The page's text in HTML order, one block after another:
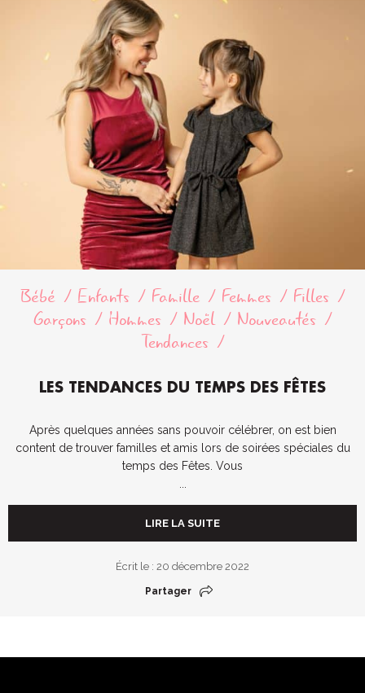
Bébé Enfants Famille Femmes
Filles
Garçons
Hommes Noël
Nouveautés
Tendances
LES TENDANCES DU TEMPS DES FÊTES
Après quelques années sans pouvoir célébrer, on est bien
content de trouver familles et amis lors de soirées spéciales du
temps des Fêtes. Vous
LIRE LA SUITE
Écrit le : 20 décembre 2022
Partager